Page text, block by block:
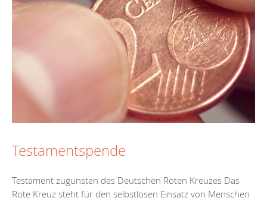
Testamentspende
Testament zugunsten des Deutschen Roten Kreuzes Das
Rote Kreuz steht für den selbstlosen Einsatz von Menschen